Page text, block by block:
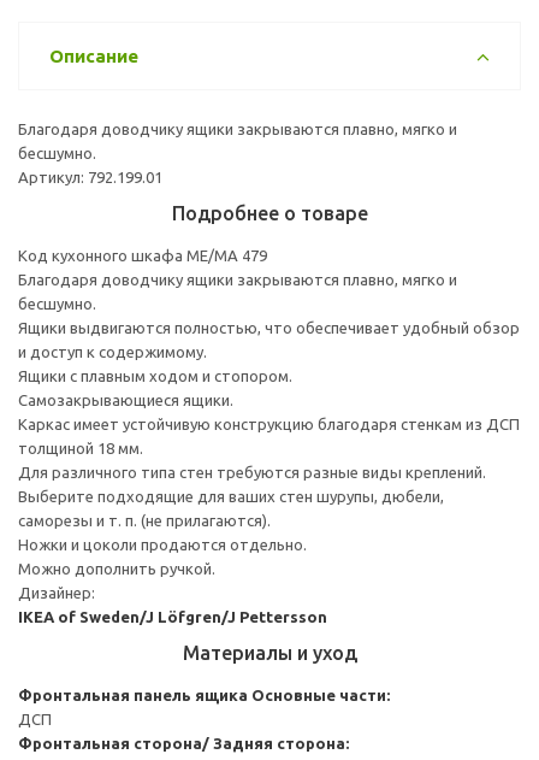
Описание
Благодаря доводчику ящики закрываются плавно, мягко и
бесшумно.
Артикул: 792.199.01
Подробнее о товаре
Код кухонного шкафа ME/MA 479
Благодаря доводчику ящики закрываются плавно, мягко и
бесшумно.
Ящики выдвигаются полностью, что обеспечивает удобный обзор
и доступ к содержимому.
Ящики с плавным ходом и стопором.
Самозакрывающиеся ящики.
Каркас имеет устойчивую конструкцию благодаря стенкам из ДСП
толщиной 18 мм.
Для различного типа стен требуются разные виды креплений.
Выберите подходящие для ваших стен шурупы, дюбели,
саморезы и т. п. (не прилагаются).
Ножки и цоколи продаются отдельно.
Можно дополнить ручкой.
Дизайнер:
IKEA of Sweden/J Löfgren/J Pettersson
Материалы и уход
Фронтальная панель ящика Основные части:
ДСП
Фронтальная сторона/ Задняя сторона: